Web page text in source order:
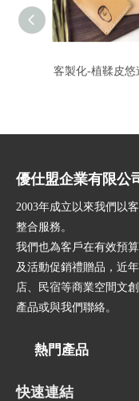
客製化-植鞣皮悠
優仕盟企業有限公
2003年成立以來我們以
整合服務。
我們也為客戶在有效預
及活動促銷禮贈品，近
店、民宿等商業空間文
產品或與我們聯絡。
熱門產品
快速連結